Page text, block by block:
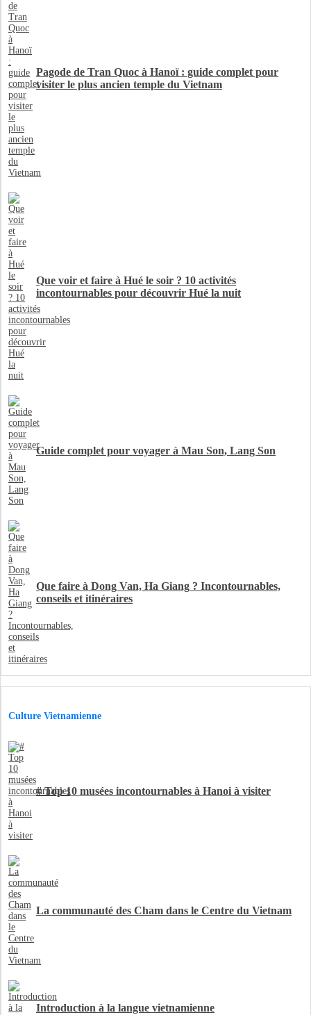
Pagode de Tran Quoc à Hanoï : guide complet pour
visiter le plus ancien temple du Vietnam
Que voir et faire à Hué le soir ? 10 activités
incontournables pour découvrir Hué la nuit
Guide complet pour voyager à Mau Son, Lang Son
Que faire à Dong Van, Ha Giang ? Incontournables,
conseils et itinéraires
Culture Vietnamienne
# Top 10 musées incontournables à Hanoi à visiter
La communauté des Cham dans le Centre du Vietnam
Introduction à la langue vietnamienne